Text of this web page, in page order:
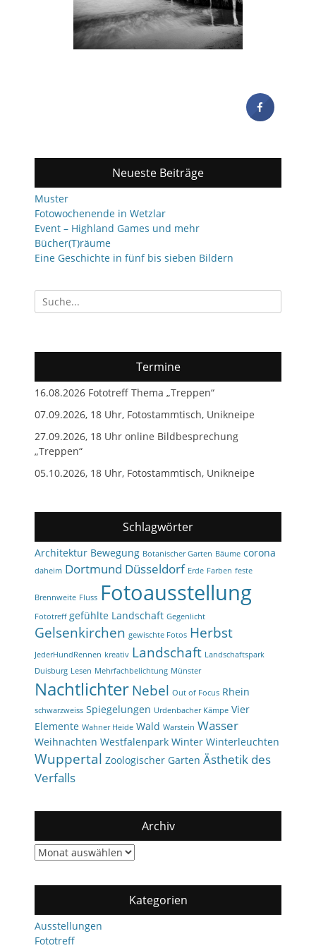
Neueste Beiträge
Muster
Fotowochenende in Wetzlar
Event – Highland Games und mehr
Bücher(T)räume
Eine Geschichte in fünf bis sieben Bildern
Suchen
nach:
Termine
16.08.2026 Fototreff Thema „Treppen“
07.09.2026, 18 Uhr, Fotostammtisch, Unikneipe
27.09.2026, 18 Uhr online Bildbesprechung
„Treppen“
05.10.2026, 18 Uhr, Fotostammtisch, Unikneipe
Schlagwörter
Architektur Bewegung Botanischer Garten Bäume corona
daheim Dortmund Düsseldorf Erde Farben feste
Brennweite Fluss Fotoausstellung
Fototreff gefühlte Landschaft Gegenlicht
Gelsenkirchen gewischte Fotos Herbst
JederHundRennen kreativ Landschaft Landschaftspark
Duisburg Lesen Mehrfachbelichtung Münster
NachtlichterNebel Out of Focus Rhein
schwarzweiss Spiegelungen Urdenbacher Kämpe Vier
Elemente Wahner Heide Wald Warstein Wasser
Weihnachten Westfalenpark Winter Winterleuchten
Wuppertal Zoologischer Garten Ästhetik des
Verfalls
Archiv
Archiv
Kategorien
Ausstellungen
Fototreff